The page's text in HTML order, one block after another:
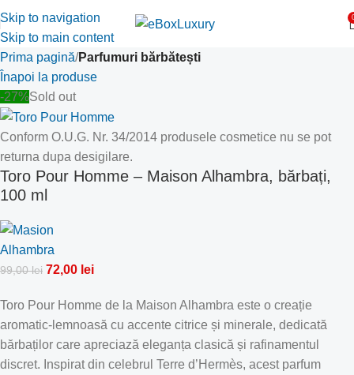
Skip to navigation
Skip to main content
Prima pagină Parfumuri bărbătești
Înapoi la produse
-27%Sold out
Conform O.U.G. Nr. 34/2014 produsele cosmetice nu se pot
returna dupa desigilare.
Toro Pour Homme – Maison Alhambra, bărbați,
100 ml
99,00lei 72,00 lei
Toro Pour Homme de la Maison Alhambra este o creație
aromatic-lemnoasă cu accente citrice și minerale, dedicată
bărbaților care apreciază eleganța clasică și rafinamentul
discret. Inspirat din celebrul Terre d’Hermès, acest parfum